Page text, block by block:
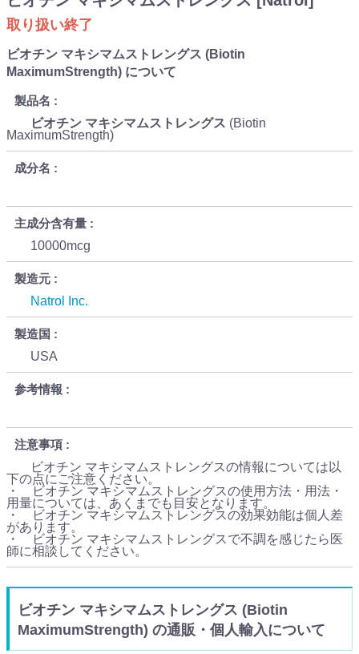
取り扱い終了
ビオチン マキシマムストレングス (Biotin
MaximumStrength) について
製品名
ビオチン マキシマムストレングス (Biotin
MaximumStrength)
成分名
主成分含有量
10000mcg
製造元
Natrol Inc.
製造国
USA
参考情報
注意事項
ビオチン マキシマムストレングスの情報については以
下の点にご注意ください。
・ ビオチン マキシマムストレングスの使用方法・用法・
用量については、あくまでも目安となります。
・ ビオチン マキシマムストレングスの効果効能は個人差
があります。
・ ビオチン マキシマムストレングスで不調を感じたら医
師に相談してください。
ビオチン マキシマムストレングス (Biotin
MaximumStrength) の通販・個人輸入について